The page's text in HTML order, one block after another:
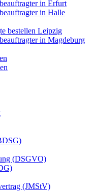
in Erfurt
in Halle
bestellen Leipzig
in Magdeburg
(DSGVO)
(JMStV)